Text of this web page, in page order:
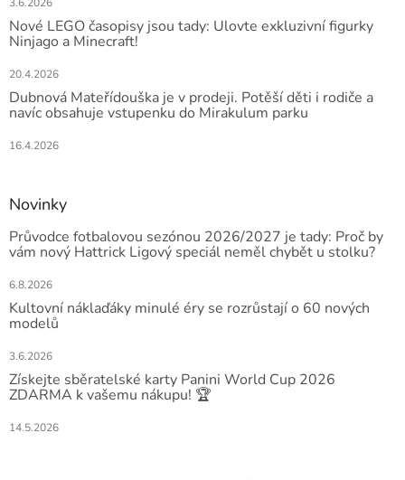
Nové LEGO časopisy jsou tady: Ulovte exkluzivní figurky
Ninjago a Minecraft!
20.4.2026
Dubnová Mateřídouška je v prodeji. Potěší děti i rodiče a
navíc obsahuje vstupenku do Mirakulum parku
16.4.2026
Novinky
Průvodce fotbalovou sezónou 2026/2027 je tady: Proč by
vám nový Hattrick Ligový speciál neměl chybět u stolku?
6.8.2026
Kultovní náklaďáky minulé éry se rozrůstají o 60 nových
modelů
3.6.2026
Získejte sběratelské karty Panini World Cup 2026
ZDARMA k vašemu nákupu! 🏆
14.5.2026